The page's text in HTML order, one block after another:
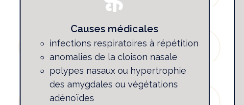
Causes médicales
infections respiratoires à répétition
anomalies de la cloison nasale
polypes nasaux ou hypertrophie
des amygdales ou végétations
adénoïdes